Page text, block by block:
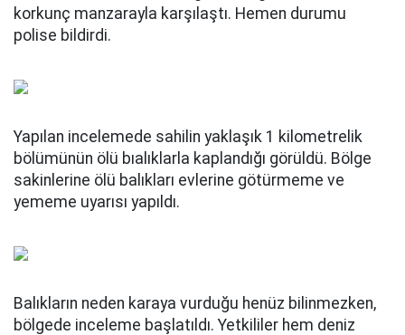
korkunç manzarayla karşılaştı. Hemen durumu
polise bildirdi.
Yapılan incelemede sahilin yaklaşık 1 kilometrelik
bölümünün ölü bıalıklarla kaplandığı görüldü. Bölge
sakinlerine ölü balıkları evlerine götürmeme ve
yememe uyarısı yapıldı.
Balıkların neden karaya vurduğu henüz bilinmezken,
bölgede inceleme başlatıldı. Yetkililer hem deniz